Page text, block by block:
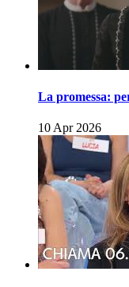
La promessa:
10 Apr 2026